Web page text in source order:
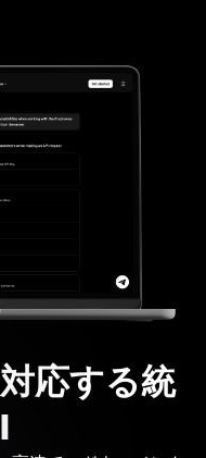
応する統